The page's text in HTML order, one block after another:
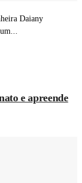
Daiany
e apreende